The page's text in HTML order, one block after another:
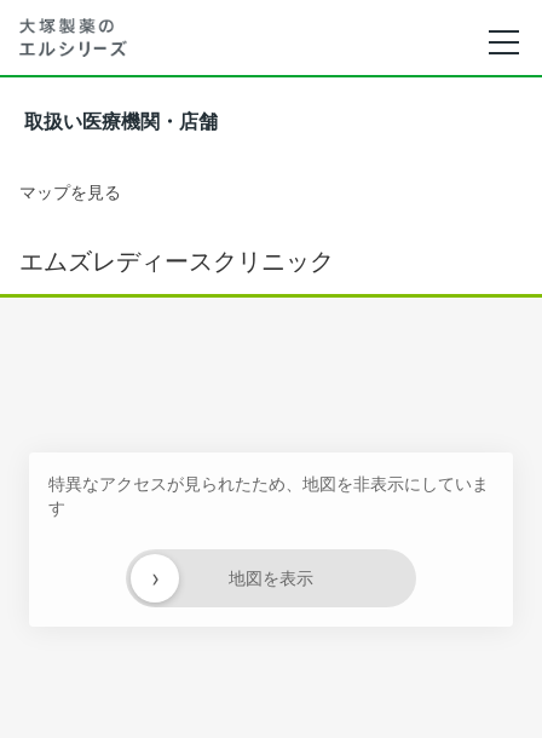
取扱い医療機関・店舗
マップを見る
エムズレディースクリニック
特異なアクセスが見られたため、地図を非表示にしていま
す
地図を表示
›